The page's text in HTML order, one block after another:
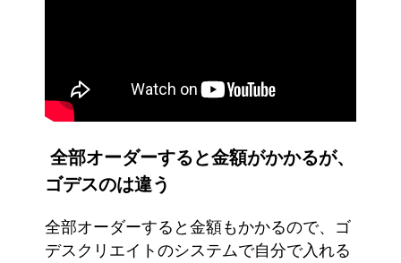
全部オーダーすると金額がかかるが、
ゴデスのは違う
全部オーダーすると金額もかかるので、ゴ
デスクリエイトのシステムで自分で入れる